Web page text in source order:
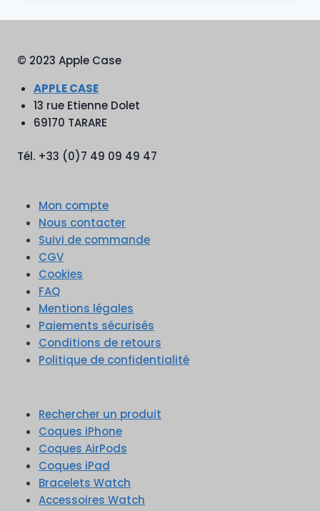
© 2023 Apple Case
APPLE CASE
13 rue Etienne Dolet
69170 TARARE
Tél. +33 (0)7 49 09 49 47
Mon compte
Nous contacter
Suivi de commande
CGV
Cookies
FAQ
Mentions légales
Paiements sécurisés
Conditions de retours
Politique de confidentialité
Rechercher un produit
Coques iPhone
Coques AirPods
Coques iPad
Bracelets Watch
Accessoires Watch